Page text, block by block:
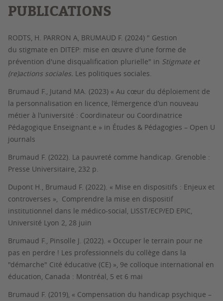
PUBLICATIONS
RODTS, H. PARRON A, BRUMAUD F. (2024) " Gestion
du stigmate en DITEP: mise en œuvre d'une forme de
prévention d'une disqualification plurielle" in Stigmate et
(re)actions sociales. Les politiques sociales.
Brumaud F., Jutand MA. (2023) « Au cœur du déploiement de
la personnalisation en licence, l’émergence d’un nouveau
métier à l’université : Coordinateur ou Coordinatrice
Pédagogique Enseignant.e » in Études & Pédagogies – Open U
journals
Brumaud F. (2022). La pauvreté comme handicap. Grenoble :
Presse Universitaire, 232 p.
Dupont H., Brumaud F. (2022). « Mise en dispositifs : Enjeux et
controverses », Comprendre la mise en dispositif
institutionnel dans le médico-social, LISST/ECP/ED EPIC,
Université Lyon 2, 28 juin
Brumaud F., Pinsolle J. (2022). « Occuper le terrain pour ne
pas en perdre ! Les professionnels du collège dans la
"démarche" Cité éducative (CE) », 9e colloque international en
éducation, Canada : Montréal, 5 et 6 mai
Brumaud F. (2019), « Compensation du handicap psychique –